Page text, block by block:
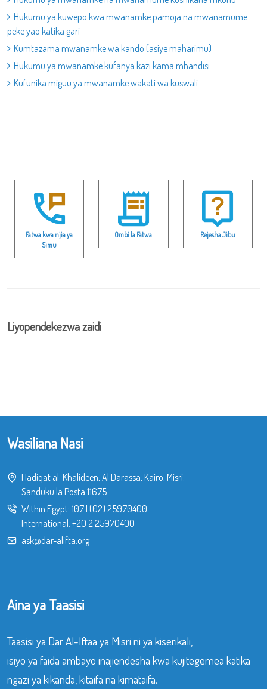
Hukumu ya kuwepo kwa mwanamke pamoja na mwanamume
peke yao katika gari
Kumtazama mwanamke wa kando (asiye maharimu)
Hukumu ya mwanamke kufanya kazi kama mhandisi
Kufunika miguu ya mwanamke wakati wa kuswali
Fatwa kwa njia ya
Simu
Ombi la Fatwa Rejesha Jibu
Liyopendekezwa zaidi
Wasiliana Nasi
Hadiqat al-Khalideen, Al Darassa, Kairo, Misri.
Sanduku la Posta 11675
Within Egypt: 107| (02) 25970400
International: +20 2 25970400
ask@dar-alifta.org
Aina ya Taasisi
Taasisi ya Dar Al-Iftaa ya Misri ni ya kiserikali,
isiyo ya faida ambayo inajiendesha kwa kujitegemea katika
ngazi ya kikanda, kitaifa na kimataifa.